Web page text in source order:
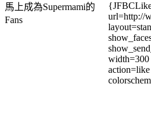
馬上成為Supermami的
Fans
url=http://
width=300
action=like